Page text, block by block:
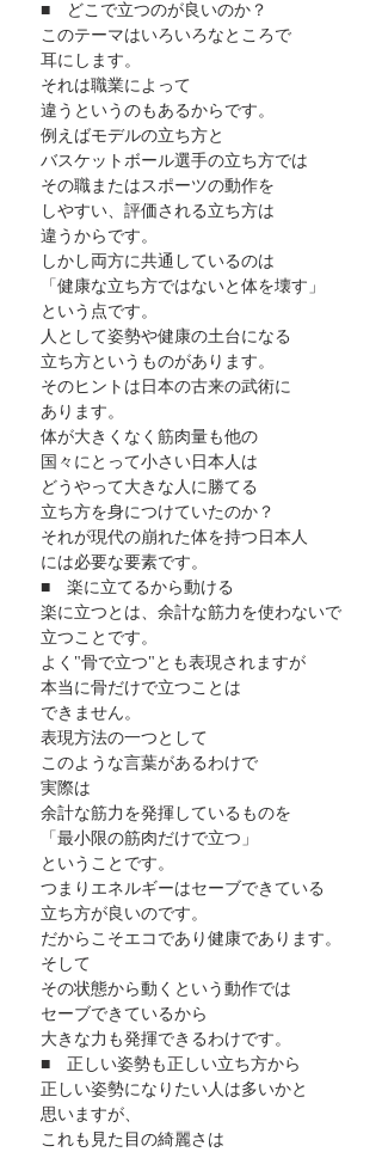
■　どこで立つのが良いのか？
このテーマはいろいろなところで
耳にします。
それは職業によって
違うというのもあるからです。
例えばモデルの立ち方と
バスケットボール選手の立ち方では
その職またはスポーツの動作を
しやすい、評価される立ち方は
違うからです。
しかし両方に共通しているのは
「健康な立ち方ではないと体を壊す」
という点です。
人として姿勢や健康の土台になる
立ち方というものがあります。
そのヒントは日本の古来の武術に
あります。
体が大きくなく筋肉量も他の
国々にとって小さい日本人は
どうやって大きな人に勝てる
立ち方を身につけていたのか？
それが現代の崩れた体を持つ日本人
には必要な要素です。
■　楽に立てるから動ける
楽に立つとは、余計な筋力を使わないで
立つことです。
よく"骨で立つ"とも表現されますが
本当に骨だけで立つことは
できません。
表現方法の一つとして
このような言葉があるわけで
実際は
余計な筋力を発揮しているものを
「最小限の筋肉だけで立つ」
ということです。
つまりエネルギーはセーブできている
立ち方が良いのです。
だからこそエコであり健康であります。
そして
その状態から動くという動作では
セーブできているから
大きな力も発揮できるわけです。
■　正しい姿勢も正しい立ち方から
正しい姿勢になりたい人は多いかと
思いますが、
これも見た目の綺麗さは